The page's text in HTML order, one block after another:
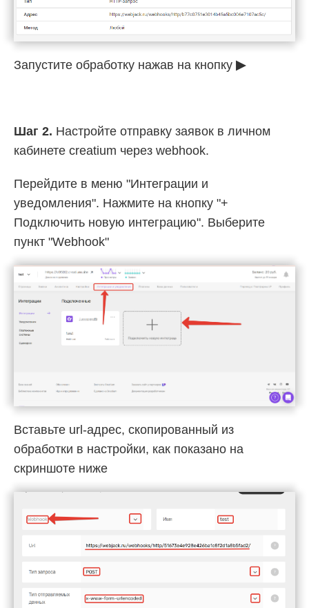
Запустите обработку нажав на кнопку ▶
Шаг 2. Настройте отправку заявок в личном
кабинете creatium через webhook.
Перейдите в меню "Интеграции и
уведомления". Нажмите на кнопку "+
Подключить новую интеграцию". Выберите
пункт "Webhook"
Вставьте url-адрес, скопированный из
обработки в настройки, как показано на
скриншоте ниже